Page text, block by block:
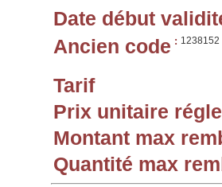
Date début
Ancien code : 1238152
Tarif
Prix unitaire
Montant max
Quantité max